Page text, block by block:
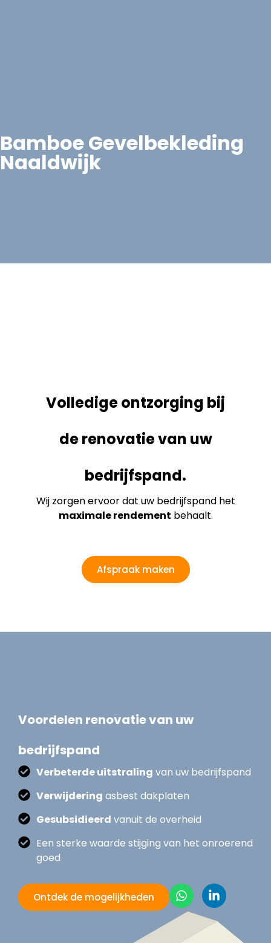
Bamboe Gevelbekleding
Naaldwijk
Volledige ontzorging bij
de renovatie van uw
bedrijfspand.
Wij zorgen ervoor dat uw bedrijfspand het
maximale rendement behaalt.
Afspraak maken
Voordelen renovatie van uw
bedrijfspand
Verbeterde uitstraling van uw bedrijfspand
Verwijdering asbest dakplaten
Gesubsidieerd vanuit de overheid
Een sterke waarde stijging van het onroerend
goed
Ontdek de mogelijkheden